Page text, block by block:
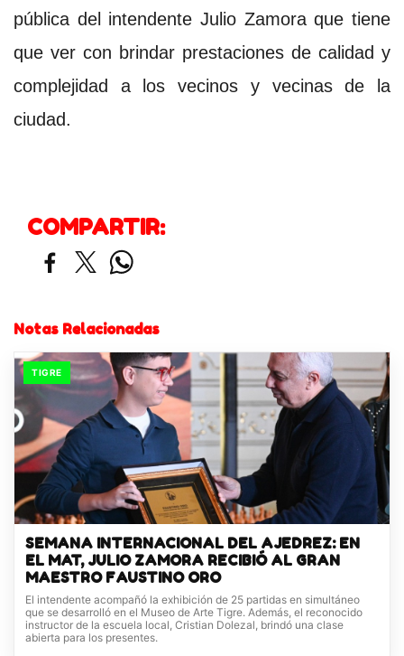
pública del intendente Julio Zamora que tiene
que ver con brindar prestaciones de calidad y
complejidad a los vecinos y vecinas de la
ciudad.
COMPARTIR:
Notas Relacionadas
TIGRE
SEMANA INTERNACIONAL DEL AJEDREZ: EN
EL MAT, JULIO ZAMORA RECIBIÓ AL GRAN
MAESTRO FAUSTINO ORO
El intendente acompañó la exhibición de 25 partidas en simultáneo
que se desarrolló en el Museo de Arte Tigre. Además, el reconocido
instructor de la escuela local, Cristian Dolezal, brindó una clase
abierta para los presentes.